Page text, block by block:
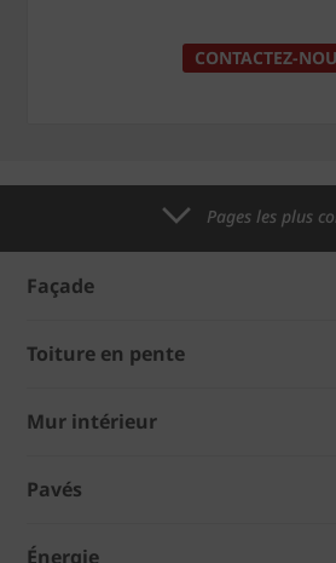
CONTACTEZ-
Pages les plus
Façade
Toiture en pente
Mur intérieur
Pavés
Énergie